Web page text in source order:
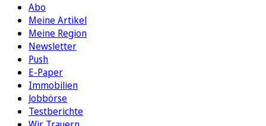
Abo
Meine Artikel
Meine Region
Newsletter
Push
E-Paper
Immobilien
Jobbörse
Testberichte